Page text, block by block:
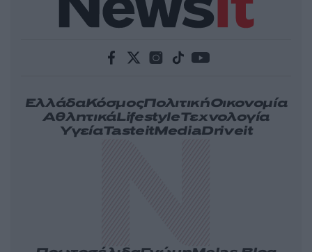
ΕλλάδαΚόσμοςΠολιτικήΟικονομία
ΑθλητικάLifestyleΤεχνολογία
ΥγείαTasteitMediaDriveit